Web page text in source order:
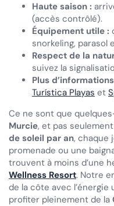
Haute saison :
(accès contrôlé).
Équipement utile :
snorkeling,
Respect de la
suivez la
Plus
Turística Playas et
Ce ne sont que
Murcie, et pas
de soleil par an, chaque
promenade ou une
trouvent à moins d’une
Wellness Resort. Notre
de la côte avec
profiter pleinement de la